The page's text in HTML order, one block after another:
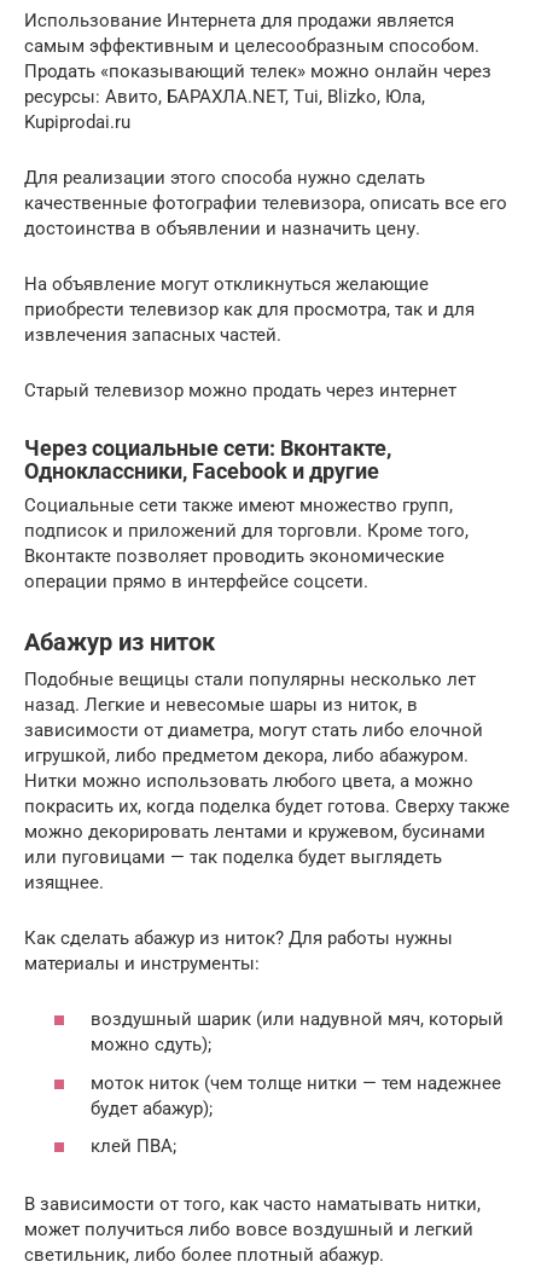
Использование Интернета для продажи является
самым эффективным и целесообразным способом.
Продать «показывающий телек» можно онлайн через
ресурсы: Авито, БАРАХЛА.NET, Тui, Blizko, Юла,
Kupiprodai.ru
Для реализации этого способа нужно сделать
качественные фотографии телевизора, описать все его
достоинства в объявлении и назначить цену.
На объявление могут откликнуться желающие
приобрести телевизор как для просмотра, так и для
извлечения запасных частей.
Старый телевизор можно продать через интернет
Через социальные сети: Вконтакте,
Одноклассники, Facebook и другие
Социальные сети также имеют множество групп,
подписок и приложений для торговли. Кроме того,
Вконтакте позволяет проводить экономические
операции прямо в интерфейсе соцсети.
Абажур из ниток
Подобные вещицы стали популярны несколько лет
назад. Легкие и невесомые шары из ниток, в
зависимости от диаметра, могут стать либо елочной
игрушкой, либо предметом декора, либо абажуром.
Нитки можно использовать любого цвета, а можно
покрасить их, когда поделка будет готова. Сверху также
можно декорировать лентами и кружевом, бусинами
или пуговицами — так поделка будет выглядеть
изящнее.
Как сделать абажур из ниток? Для работы нужны
материалы и инструменты:
воздушный шарик (или надувной мяч, который
можно сдуть);
моток ниток (чем толще нитки — тем надежнее
будет абажур);
клей ПВА;
В зависимости от того, как часто наматывать нитки,
может получиться либо вовсе воздушный и легкий
светильник, либо более плотный абажур.